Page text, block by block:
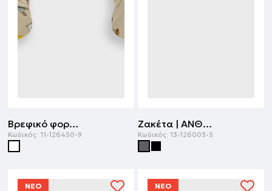
Βρεφικό φορμάκι | ΕΜΠΡΙΜΕ
Κωδικός: 11-126450-9
Ζακέτα | ΑΝΘΡΑΚΙ
Κωδικός: 13-126003-5
ΝΕΟ ΝΕΟ